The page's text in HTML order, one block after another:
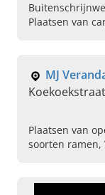
Plaatsen van
MJ
Plaatsen van
soorten ramen,
Houten pergola in